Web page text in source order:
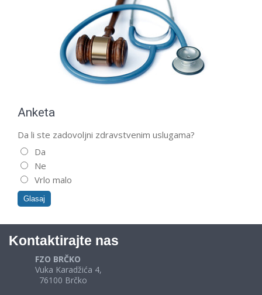
Anketa
Da li ste zadovoljni zdravstvenim uslugama?
Da
Ne
Vrlo malo
Kontaktirajte nas
FZO BRČKO
Vuka Karadžića 4,
76100 Brčko